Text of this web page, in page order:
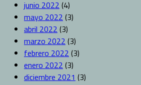
junio 2022 (4)
mayo 2022 (3)
abril 2022 (3)
marzo 2022 (3)
febrero 2022 (3)
enero 2022 (3)
diciembre 2021 (3)